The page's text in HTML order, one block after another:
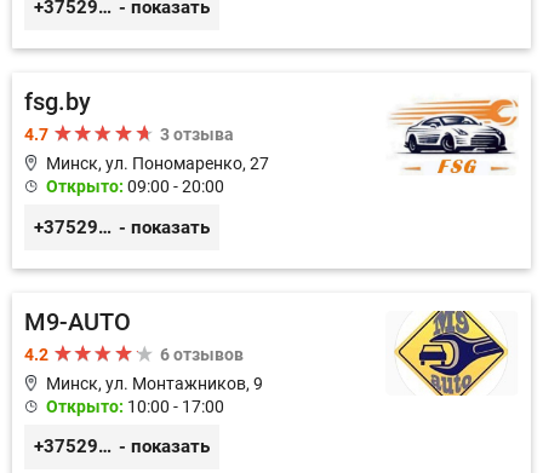
+375296518100 - показать
fsg.by
4.7
3 отзыва
Минск, ул. Пономаренко, 27
Открыто: 09:00 - 20:00
+375291882338 - показать
M9-AUTO
4.2
6 отзывов
Минск, ул. Монтажников, 9
Открыто: 10:00 - 17:00
+375299395764 - показать